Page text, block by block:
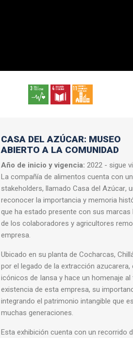
CASA DEL AZÚCAR: MUSEO
ABIERTO A LA COMUNIDAD
Año de inicio y vigencia: 2022 - sigue
La compañía de alimentos cuenta con
stakeholders, llamado Casa del Azúcar,
reconocer la importancia y memoria
que ha estado presente con sus marcas
de los colaboradores y agricultores
empresa.
Ubicado en su planta de Cocharcas,
por el legado de la extracción
icónicos de Iansa y hace un homenaje
existencia de esta empresa, su
integrando el patrimonio intangible que
muchas generaciones.
Esta exhibición cuenta con un recorrido